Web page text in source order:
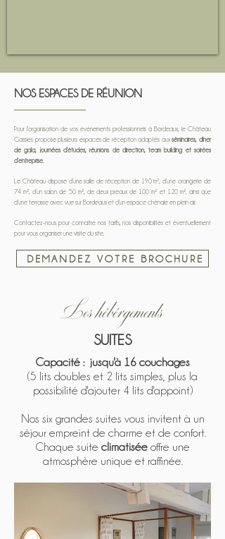
NOS ESPACES DE RÉUNION
Pour l’organisation de vos événements professionnels à Bordeaux, le Château
Gassies propose plusieurs espaces de réception adaptés auxséminaires, dîner
de gala, journées d’études, réunions de direction, team building et soirées
d’entreprise.
Le Château dispose d’une salle de réception de 190 m², d’une orangerie de
74 m², d’un salon de 50 m², de deux préaux de 100 m² et 120 m², ainsi que
d’une terrasse avec vue sur Bordeaux et d’un espace chênaie en plein air.
Contactez-nous pour connaître nos tarifs, nos disponibilités et éventuellement
pour vous organiser une visite du site.
DEMANDEZ VOTRE BROCHURE
Les hébérgements
SUITES
Capacité : jusqu'à 16 couchages
(5 lits doubles et 2 lits simples, plus la
possibilité d'ajouter 4 lits d'appoint)
Nos six grandes suites vous invitent à un
séjour empreint de charme et de confort.
Chaque suite climatiséeoffre une
atmosphère unique et raffinée.